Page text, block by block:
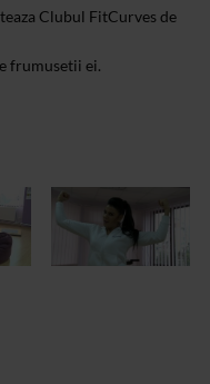
Clubul FitCurves de
frumusetii ei.